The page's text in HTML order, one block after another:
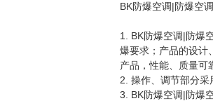
BK防爆空调|防爆空
1. BK防爆空调|防爆
爆要求；产品的设计
产品，性能、质量可
2. 操作、调节部分采
3. BK防爆空调|防爆